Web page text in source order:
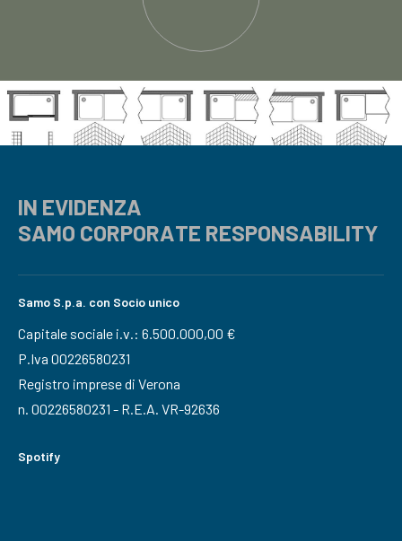
IN EVIDENZA
SAMO CORPORATE RESPONSABILITY
Samo S.p.a. con Socio unico
Capitale sociale i.v.: 6.500.000,00 €
P.Iva 00226580231
Registro imprese di Verona
n. 00226580231 - R.E.A. VR-92636
Spotify